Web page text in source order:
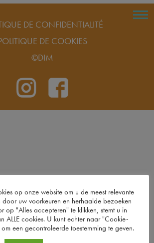
DE CONFIDENTIALITÉ
DE COOKIES
©DIM
op onze website om u de meest relevante
uw voorkeuren en herhaalde bezoeken
op "Alles accepteren" te klikken, stemt u in
ALLE cookies. U kunt echter naar "Cookie-
een ​​gecontroleerde toestemming te geven.